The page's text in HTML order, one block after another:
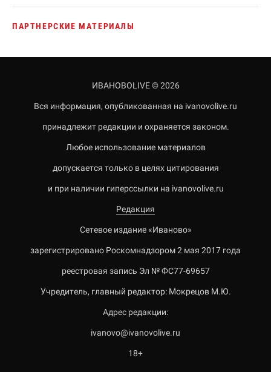
ПАРТНЕРСКИЕ МАТЕРИАЛЫ
ИВАНОВОLIVE © 2026
Вся информация, опубликованная на ivanovolive.ru
принадлежит редакции и охраняется законом.
Любое использование материалов
допускается только в целях цитирования
и при наличии гиперссылки на ivanovolive.ru
Редакция
Сетевое издание «Иваново»
зарегистрировано Роскомнадзором 2 мая 2017 года
реестровая запись Эл № ФС77-69657
Учредитель, главный редактор: Мокрецов М.Ю.
Адрес редакции:
ivanovo@ivanovolive.ru
18+